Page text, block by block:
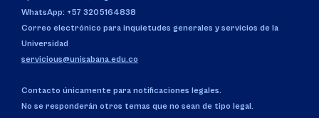
WhatsApp: +57 3205164838
Correo electrónico para inquietudes generales y servicios de la
Universidad
servicious@unisabana.edu.co
Contacto únicamente para notificaciones legales.
No se responderán otros temas que no sean de tipo legal.